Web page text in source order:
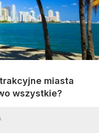
miasta
wszystkie?